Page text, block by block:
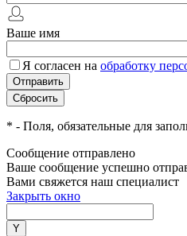
Ваше имя
Я согласен на обработку
* - Поля, обязательные для
Сообщение отправлено
Ваше сообщение успешно
Вами свяжется наш специалист
Закрыть окно